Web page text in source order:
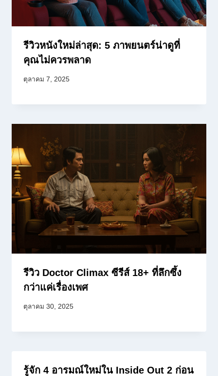
รีวิวหนังใหม่ล่าสุด: 5 ภาพยนตร์น่าดูที่
คุณไม่ควรพลาด
ตุลาคม 7, 2025
รีวิว Doctor Climax ซีรีส์ 18+ ที่ลึกซึ้ง
กว่าแค่เรื่องเพศ
ตุลาคม 30, 2025
รู้จัก 4 อารมณ์ใหม่ใน Inside Out 2 ก่อน